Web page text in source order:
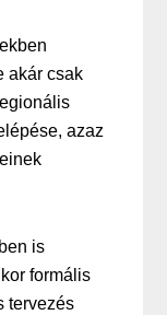
akár csak
azaz
is
formális
tervezés